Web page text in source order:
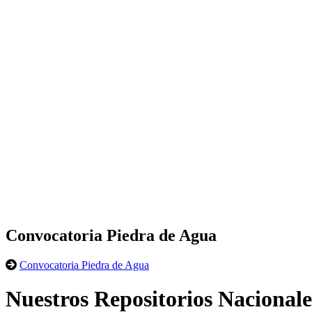
Convocatoria Piedra de Agua
Convocatoria Piedra de Agua
Nuestros Repositorios